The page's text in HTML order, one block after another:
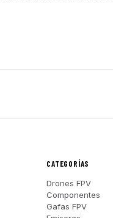
CATEGORÍAS
Drones FPV
Componentes
Gafas FPV